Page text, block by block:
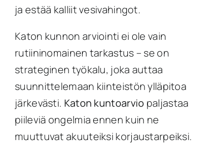
ja estää kalliit vesivahingot.
Katon kunnon arviointi ei ole vain
rutiininomainen tarkastus – se on
strateginen työkalu, joka auttaa
suunnittelemaan kiinteistön ylläpitoa
järkevästi. Katon kuntoarvio paljastaa
piileviä ongelmia ennen kuin ne
muuttuvat akuuteiksi korjaustarpeiksi.